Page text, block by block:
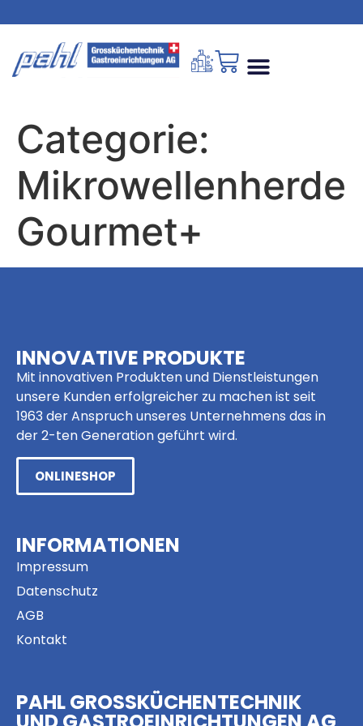
Categorie:
Mikrowellenherde
Gourmet+
INNOVATIVE PRODUKTE
Mit innovativen Produkten und Dienstleistungen
unsere Kunden erfolgreicher zu machen ist seit
1963 der Anspruch unseres Unternehmens das in
der 2-ten Generation geführt wird.
ONLINESHOP
INFORMATIONEN
Impressum
Datenschutz
AGB
Kontakt
PAHL GROSSKÜCHENTECHNIK